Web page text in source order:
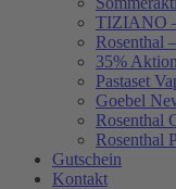
TIZIANO
Rosenthal
35%
Pastaset
Goebel
Rosenthal
Rosenthal
Gutschein
Kontakt